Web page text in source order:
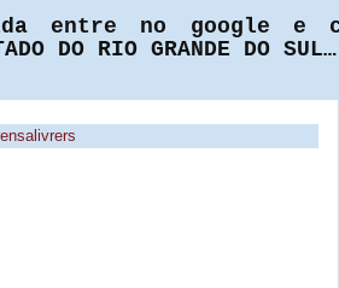
entre no google e
DO RIO GRANDE DO SUL…